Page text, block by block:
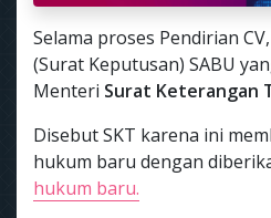
Selama proses Pendirian
(Surat Keputusan) SABU
Menteri Surat Keterangan
Disebut SKT karena ini
hukum baru dengan
hukum baru.